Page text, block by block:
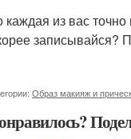
каждая из вас
записывайся?
Образ макияж и